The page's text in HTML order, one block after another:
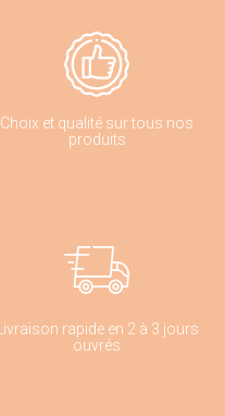
Choix et qualité sur tous nos
produits
Livraison rapide en 2 à 3 jours
ouvrés